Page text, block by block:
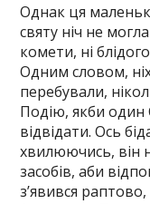
Однак ця
святу ніч не
комети, ні
Одним словом,
перебували,
Подію, якби один
відвідати. Ось
хвилюючись, він
засобів, аби
з’явився раптово,